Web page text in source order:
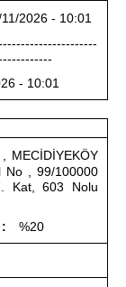
2026 - 10:01
- 10:01
MECİDİYEKÖY
No , 99/100000
Kat, 603 Nolu
%20